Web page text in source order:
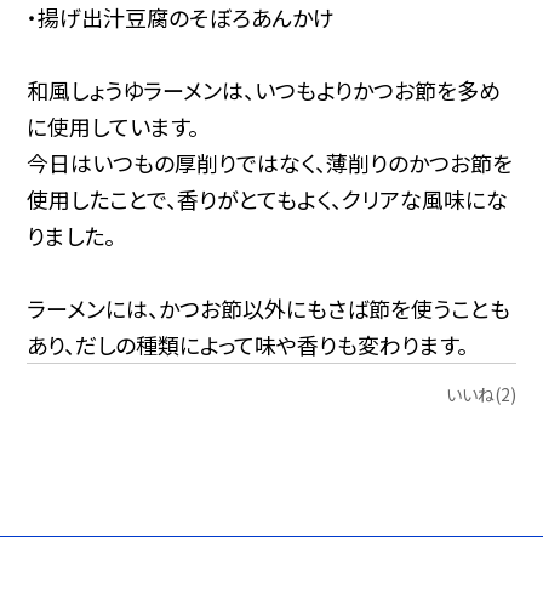
・揚げ出汁豆腐のそぼろあんかけ
和風しょうゆラーメンは、いつもよりかつお節を多め
に使用しています。
今日はいつもの厚削りではなく、薄削りのかつお節を
使用したことで、香りがとてもよく、クリアな風味にな
りました。
ラーメンには、かつお節以外にもさば節を使うことも
あり、だしの種類によって味や香りも変わります。
いいね(2)